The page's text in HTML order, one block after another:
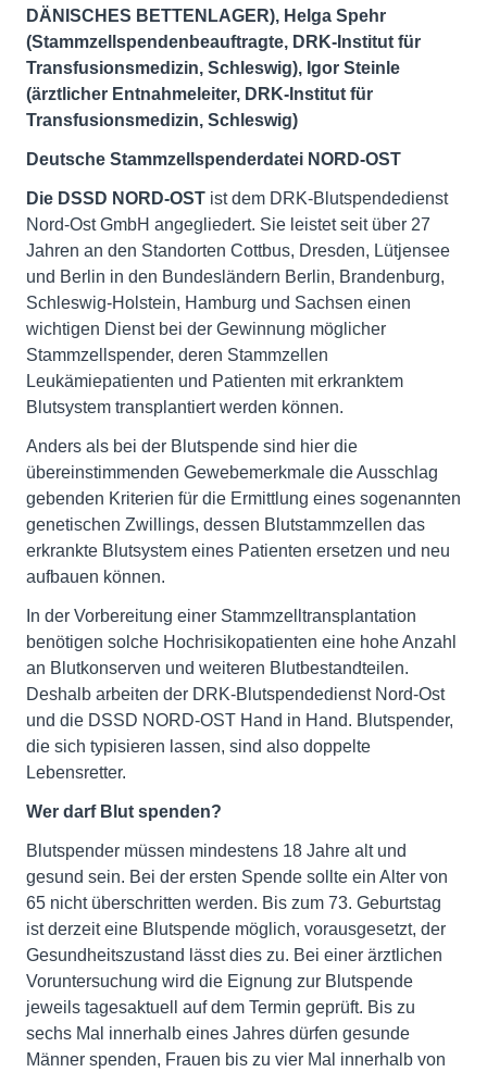
DÄNISCHES BETTENLAGER), Helga Spehr
(Stammzellspendenbeauftragte, DRK-Institut für
Transfusionsmedizin, Schleswig), Igor Steinle
(ärztlicher Entnahmeleiter, DRK-Institut für
Transfusionsmedizin, Schleswig)
Deutsche Stammzellspenderdatei NORD-OST
Die DSSD NORD-OST ist dem DRK-Blutspendedienst
Nord-Ost GmbH angegliedert. Sie leistet seit über 27
Jahren an den Standorten Cottbus, Dresden, Lütjensee
und Berlin in den Bundesländern Berlin, Brandenburg,
Schleswig-Holstein, Hamburg und Sachsen einen
wichtigen Dienst bei der Gewinnung möglicher
Stammzellspender, deren Stammzellen
Leukämiepatienten und Patienten mit erkranktem
Blutsystem transplantiert werden können.
Anders als bei der Blutspende sind hier die
übereinstimmenden Gewebemerkmale die Ausschlag
gebenden Kriterien für die Ermittlung eines sogenannten
genetischen Zwillings, dessen Blutstammzellen das
erkrankte Blutsystem eines Patienten ersetzen und neu
aufbauen können.
In der Vorbereitung einer Stammzelltransplantation
benötigen solche Hochrisikopatienten eine hohe Anzahl
an Blutkonserven und weiteren Blutbestandteilen.
Deshalb arbeiten der DRK-Blutspendedienst Nord-Ost
und die DSSD NORD-OST Hand in Hand. Blutspender,
die sich typisieren lassen, sind also doppelte
Lebensretter.
Wer darf Blut spenden?
Blutspender müssen mindestens 18 Jahre alt und
gesund sein. Bei der ersten Spende sollte ein Alter von
65 nicht überschritten werden. Bis zum 73. Geburtstag
ist derzeit eine Blutspende möglich, vorausgesetzt, der
Gesundheitszustand lässt dies zu. Bei einer ärztlichen
Voruntersuchung wird die Eignung zur Blutspende
jeweils tagesaktuell auf dem Termin geprüft. Bis zu
sechs Mal innerhalb eines Jahres dürfen gesunde
Männer spenden, Frauen bis zu vier Mal innerhalb von